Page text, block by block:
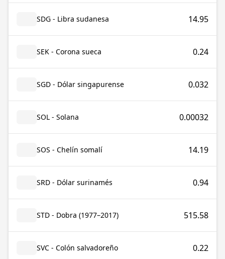
SDG - Libra sudanesa 14.95
SEK - Corona sueca 0.24
SGD - Dólar singapurense 0.032
SOL - Solana 0.00032
SOS - Chelín somalí 14.19
SRD - Dólar surinamés 0.94
STD - Dobra (1977–2017) 515.58
SVC - Colón salvadoreño 0.22